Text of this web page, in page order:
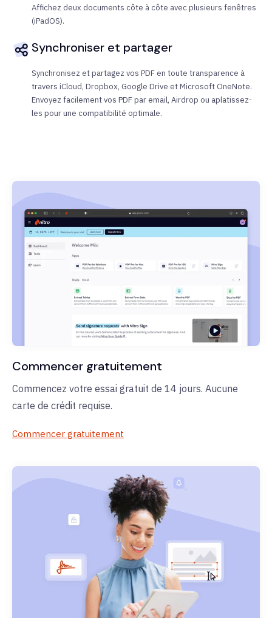
Affichez deux documents côte à côte avec plusieurs fenêtres
(iPadOS).
Synchroniser et partager
Synchronisez et partagez vos PDF en toute transparence à
travers iCloud, Dropbox, Google Drive et Microsoft OneNote.
Envoyez facilement vos PDF par email, Airdrop ou aplatissez-
les pour une compatibilité optimale.
Commencer gratuitement
Commencez votre essai gratuit de 14 jours. Aucune
carte de crédit requise.
Commencer gratuitement